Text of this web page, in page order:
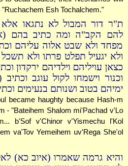
"Ruchachem Esh Tochalchem."
ת"ר דור המבול לא נתגאו
להם הקב"ה ומה כתיב בהם
מפחד ולא שבט אלוה עליהם
ולא יגעיל תפלט פרתו ולא
כצאן עויליהם וילדיהם ירקדון
וכנור וישמחו לקול עוגב וכתיב
ימיהם בטוב ושנותם בנעימים
became haughty because Hash-m
- "Bateihem Shalom mi'Pachad v'Lo
b'Sof v'Chinor v'Yismechu l'Kol
va'Tov Yemeihem uv'Rega She'ol
והיא גרמה שאמרו (איוב כא)